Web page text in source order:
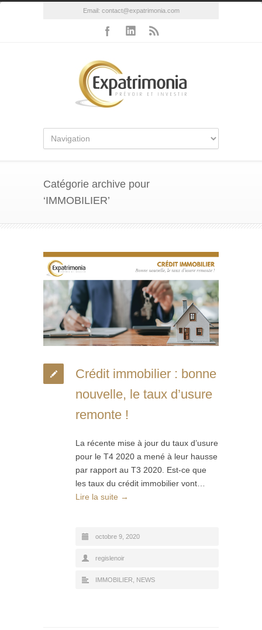
Email: contact@expatrimonia.com
Catégorie archive pour
‘IMMOBILIER’
Crédit immobilier : bonne
nouvelle, le taux d’usure
remonte !
La récente mise à jour du taux d’usure
pour le T4 2020 a mené à leur hausse
par rapport au T3 2020. Est-ce que
les taux du crédit immobilier vont…
Lire la suite →
octobre 9, 2020
regislenoir
IMMOBILIER NEWS